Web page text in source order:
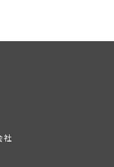
会社